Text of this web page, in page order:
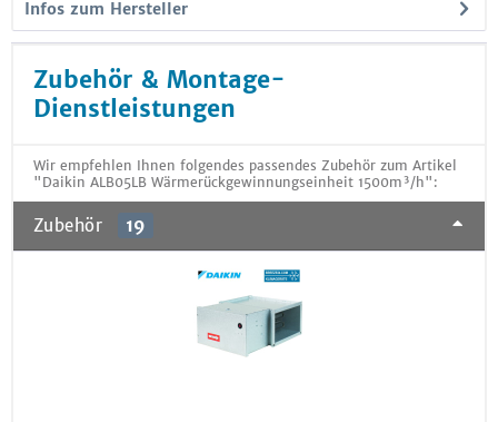
Infos zum Hersteller
Zubehör & Montage-
Dienstleistungen
Wir empfehlen Ihnen folgendes passendes Zubehör zum Artikel
"Daikin ALB05LB Wärmerückgewinnungseinheit 1500m³/h":
Zubehör 19